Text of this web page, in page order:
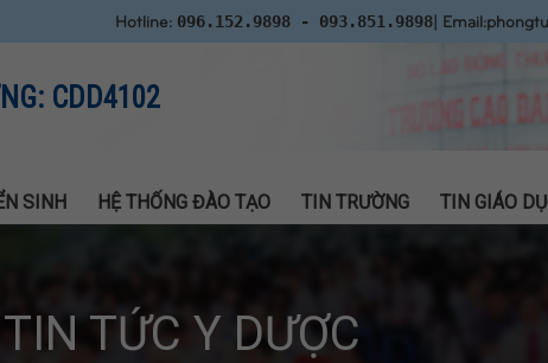
Hotline: 096.152.9898 - 093.851.9898| Email:
CDD4102
SINH HỆ THỐNG ĐÀO TẠO TIN TRƯỜNG TIN GIÁO
TIN TỨC Y DƯỢC